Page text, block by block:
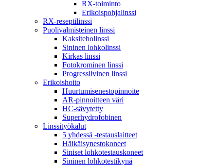
RX-toiminto
Erikoispohjalinssi
RX-reseptilinssi
Puolivalmisteinen linssi
Kaksiteholinssi
Sininen lohkolinssi
Kirkas linssi
Fotokrominen linssi
Progressiivinen linssi
Erikoishoito
Huurtumisenestopinnoite
AR-pinnoitteen väri
HC-sävytetty
Superhydrofobinen
Linssityökalut
5 yhdessä -testauslaitteet
Häikäisynestokoneet
Siniset lohkotestauskoneet
Sininen lohkotestikynä